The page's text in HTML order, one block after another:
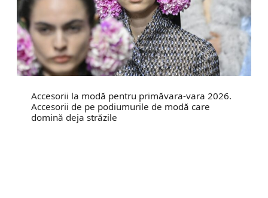
Accesorii la modă pentru primăvara-vara 2026.
Accesorii de pe podiumurile de modă care
domină deja străzile